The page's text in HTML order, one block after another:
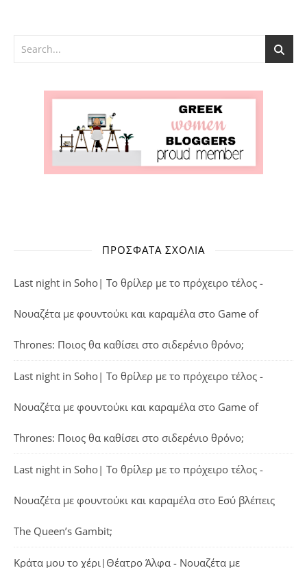
ΠΡΌΣΦΑΤΑ ΣΧΌΛΙΑ
Last night in Soho| Το θρίλερ με το πρόχειρο τέλος -
Νουαζέτα με φουντούκι και καραμέλα στο Game of
Thrones: Ποιος θα καθίσει στο σιδερένιο θρόνο;
Last night in Soho| Το θρίλερ με το πρόχειρο τέλος -
Νουαζέτα με φουντούκι και καραμέλα στο Game of
Thrones: Ποιος θα καθίσει στο σιδερένιο θρόνο;
Last night in Soho| Το θρίλερ με το πρόχειρο τέλος -
Νουαζέτα με φουντούκι και καραμέλα στο Εσύ βλέπεις
The Queen’s Gambit;
Κράτα μου το χέρι|Θέατρο Άλφα - Νουαζέτα με